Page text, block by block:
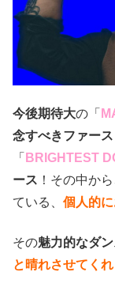
今後期待大の「
念すべきファー
「 BRIGHTEST
ース ！その中から
ている、 個人的
その魅力的なダ
と晴れさせてく